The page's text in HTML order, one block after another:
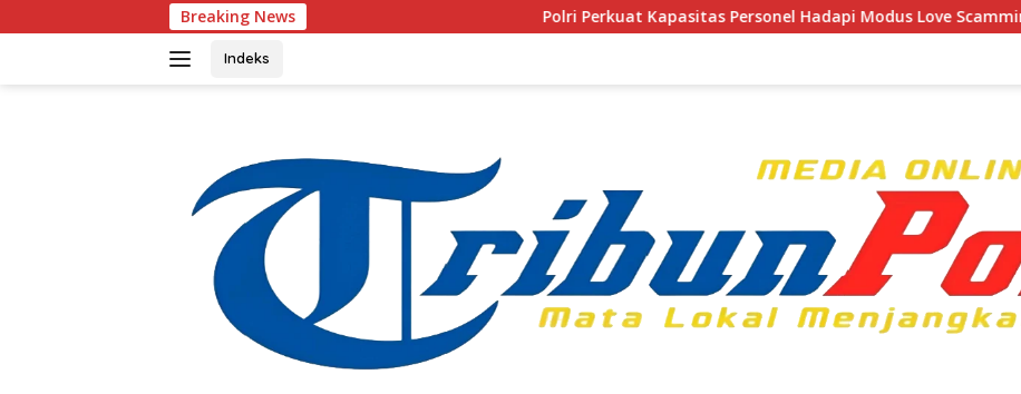
ke
Breaking News Polri Perkuat Kapasitas Personel Hadapi Modus Love Scamming yang Kian Kompleks
Indeks